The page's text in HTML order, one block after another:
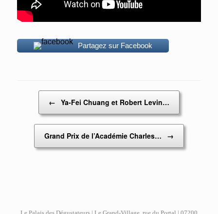
Partagez sur Facebook
← Ya-Fei Chuang et Robert Levin…
Grand Prix de l’Académie Charles… →